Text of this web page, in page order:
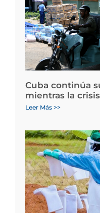
Cuba continúa
mientras la
Leer Más >>